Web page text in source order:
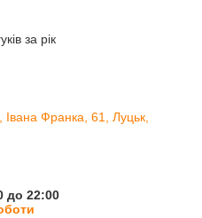
за рік
Івана Франка, 61, Луцьк,
до 22:00